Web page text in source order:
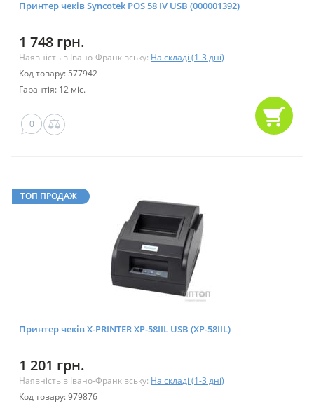
Принтер чеків Syncotek POS 58 IV USB (000001392)
1 748 грн.
Наявність в Івано-Франківську: На складі (1-3 дні)
Код товару: 577942
Гарантія: 12 міс.
0
ТОП ПРОДАЖ
Принтер чеків X-PRINTER XP-58IIL USB (XP-58IIL)
1 201 грн.
Наявність в Івано-Франківську: На складі (1-3 дні)
Код товару: 979876